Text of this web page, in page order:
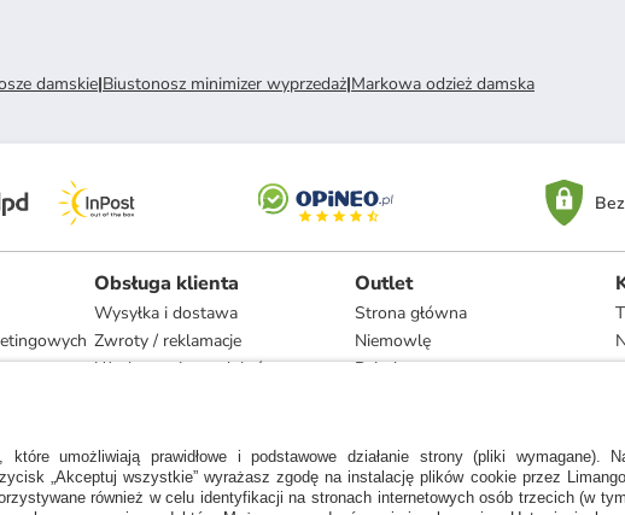
damskie|Biustonosz minimizer wyprzedaż|Markowa odzież damska
Obsługa klienta
Wysyłka i dostawa
Zwroty / reklamacje
Użytkowanie produktów
Zgodność z umową i naprawa
Outlet
Strona główna
Niemowlę
Dziecko
Dom
Marki